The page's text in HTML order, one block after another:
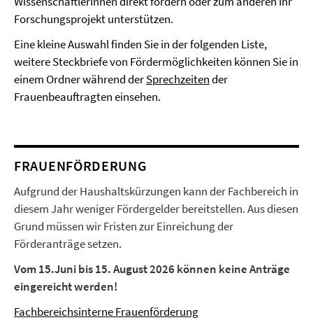
Forschungsprojekt unterstützen.
Eine kleine Auswahl finden Sie in der folgenden Liste,
weitere Steckbriefe von Fördermöglichkeiten können Sie in
einem Ordner während derSprechzeitender
Frauenbeauftragten einsehen.
FRAUENFÖRDERUNG
Aufgrund der Haushaltskürzungen kann der Fachbereich in
diesem Jahr weniger Fördergelder bereitstellen. Aus diesen
Grund müssen wir Fristen zur Einreichung der
Förderanträge setzen.
Vom 15.Juni bis 15. August 2026 können keine Anträge
eingereicht werden!
Fachbereichsinterne Frauenförderung